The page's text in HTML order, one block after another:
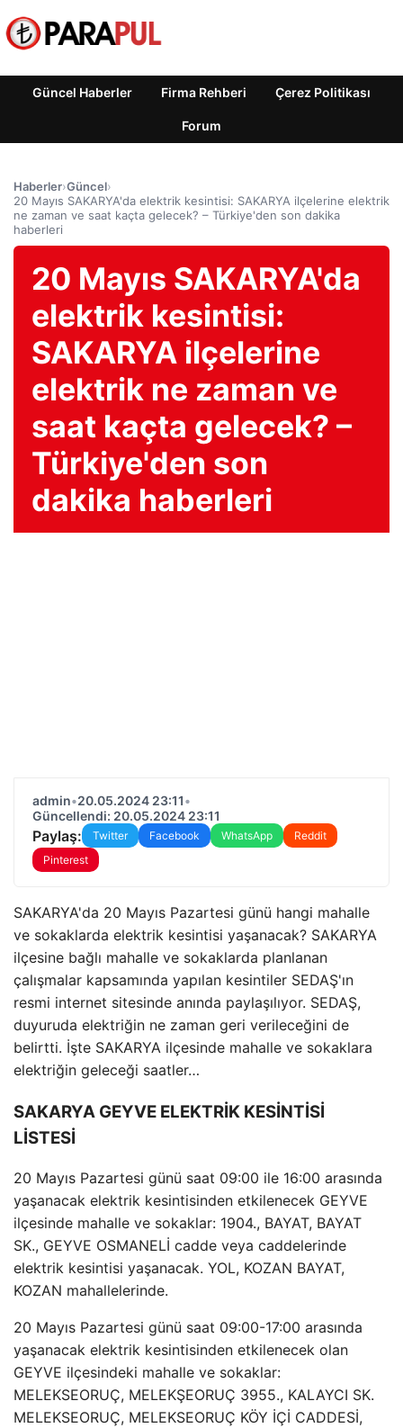
Güncel Haberler Firma Rehberi Çerez Politikası
Forum
Haberler›Güncel›
20 Mayıs SAKARYA'da elektrik kesintisi: SAKARYA ilçelerine elektrik
ne zaman ve saat kaçta gelecek? – Türkiye'den son dakika
haberleri
20 Mayıs SAKARYA'da
elektrik kesintisi:
SAKARYA ilçelerine
elektrik ne zaman ve
saat kaçta gelecek? –
Türkiye'den son
dakika haberleri
admin•20.05.2024 23:11•
Güncellendi: 20.05.2024 23:11
Paylaş: Twitter Facebook WhatsApp
Reddit
Pinterest
SAKARYA'da 20 Mayıs Pazartesi günü hangi mahalle
ve sokaklarda elektrik kesintisi yaşanacak? SAKARYA
ilçesine bağlı mahalle ve sokaklarda planlanan
çalışmalar kapsamında yapılan kesintiler SEDAŞ'ın
resmi internet sitesinde anında paylaşılıyor. SEDAŞ,
duyuruda elektriğin ne zaman geri verileceğini de
belirtti. İşte SAKARYA ilçesinde mahalle ve sokaklara
elektriğin geleceği saatler…
SAKARYA GEYVE ELEKTRİK KESİNTİSİ
LİSTESİ
20 Mayıs Pazartesi günü saat 09:00 ile 16:00 arasında
yaşanacak elektrik kesintisinden etkilenecek GEYVE
ilçesinde mahalle ve sokaklar: 1904., BAYAT, BAYAT
SK., GEYVE OSMANELİ cadde veya caddelerinde
elektrik kesintisi yaşanacak. YOL, KOZAN BAYAT,
KOZAN mahallelerinde.
20 Mayıs Pazartesi günü saat 09:00-17:00 arasında
yaşanacak elektrik kesintisinden etkilenecek olan
GEYVE ilçesindeki mahalle ve sokaklar:
MELEKSEORUÇ, MELEKŞEORUÇ 3955., KALAYCI SK.
MELEKSEORUÇ, MELEKSEORUÇ KÖY İÇİ CADDESİ,